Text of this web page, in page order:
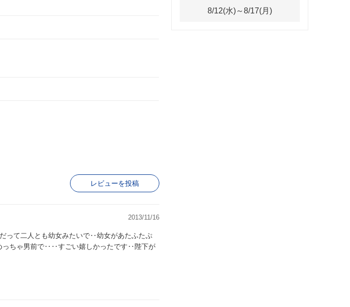
8/12(水)～8/17(月)
レビューを投稿
2013/11/16
って二人とも幼女みたいで‥幼女があたふたぷ
っちゃ男前で‥‥すごい嬉しかったです‥陛下が